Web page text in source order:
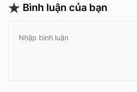
Bình luận của bạn